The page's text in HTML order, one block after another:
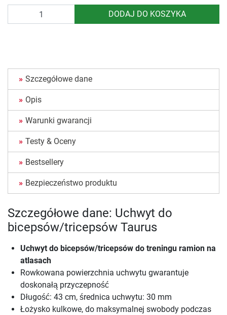
DODAJ DO KOSZYKA
Szczegółowe dane
Opis
Warunki gwarancji
Testy & Oceny
Bestsellery
Bezpieczeństwo produktu
Szczegółowe dane: Uchwyt do
bicepsów/tricepsów Taurus
Uchwyt do bicepsów/tricepsów do treningu ramion na
atlasach
Rowkowana powierzchnia uchwytu gwarantuje
doskonałą przyczepność
Długość: 43 cm, średnica uchwytu: 30 mm
Łożysko kulkowe, do maksymalnej swobody podczas